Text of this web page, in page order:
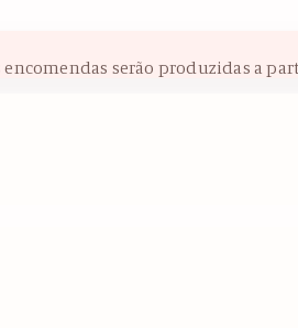
encomendas serão produzidas a